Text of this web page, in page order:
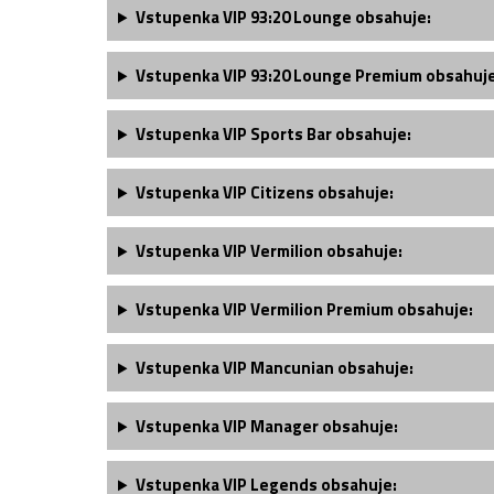
Vstupenka VIP 93:20 Lounge obsahuje:
Vstupenka VIP 93:20 Lounge Premium
Vstupenka VIP Sports Bar obsahuje:
Vstupenka VIP Citizens obsahuje:
Vstupenka VIP Vermilion obsahuje:
Vstupenka VIP Vermilion Premium obsahuje:
Vstupenka VIP Mancunian obsahuje:
VstupenkaVIP Managerobsahuje:
VstupenkaVIP Legends obsahuje: